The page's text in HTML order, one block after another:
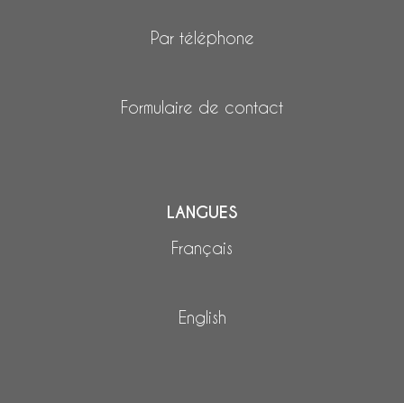
Par téléphone
Formulaire de contact
LANGUES
Français
English